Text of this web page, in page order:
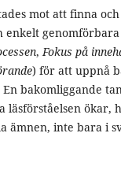
mot att finna
enkelt
,Fokus på
) för att uppnå
En bakomliggande
läsförståelsen ökar,
ämnen, inte bara i